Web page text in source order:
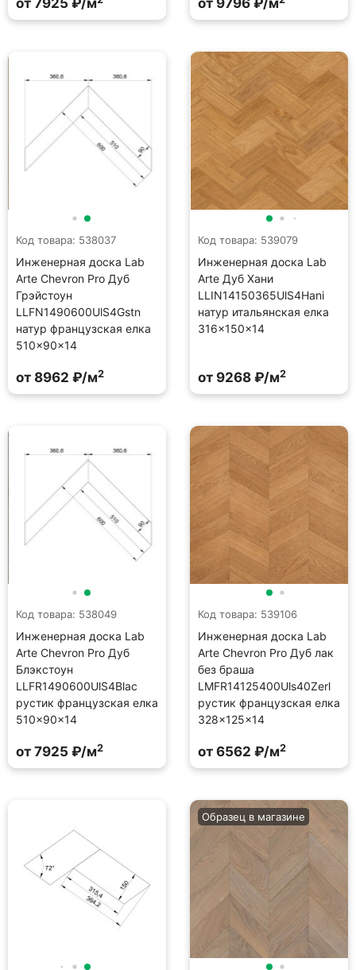
от 7925 ₽/м от 9796 ₽/м
Код товара: 538037
Инженерная доска Lab
Arte Chevron Pro Дуб
Грэйстоун
LLFN1490600UlS4Gstn
натур французская елка
510×90×14
от 8962 ₽/м2
Код товара: 539079
Инженерная доска Lab
Arte Дуб Хани
LLIN14150365UlS4Hani
натур итальянская елка
316×150×14
от 9268 ₽/м2
Код товара: 538049
Инженерная доска Lab
Arte Chevron Pro Дуб
Блэкстоун
LLFR1490600UlS4Blac
рустик французская елка
510×90×14
от 7925 ₽/м2
Код товара: 539106
Инженерная доска Lab
Arte Chevron Pro Дуб лак
без браша
LMFR14125400Uls40Zerl
рустик французская елка
328×125×14
от 6562 ₽/м2
Образец в магазине